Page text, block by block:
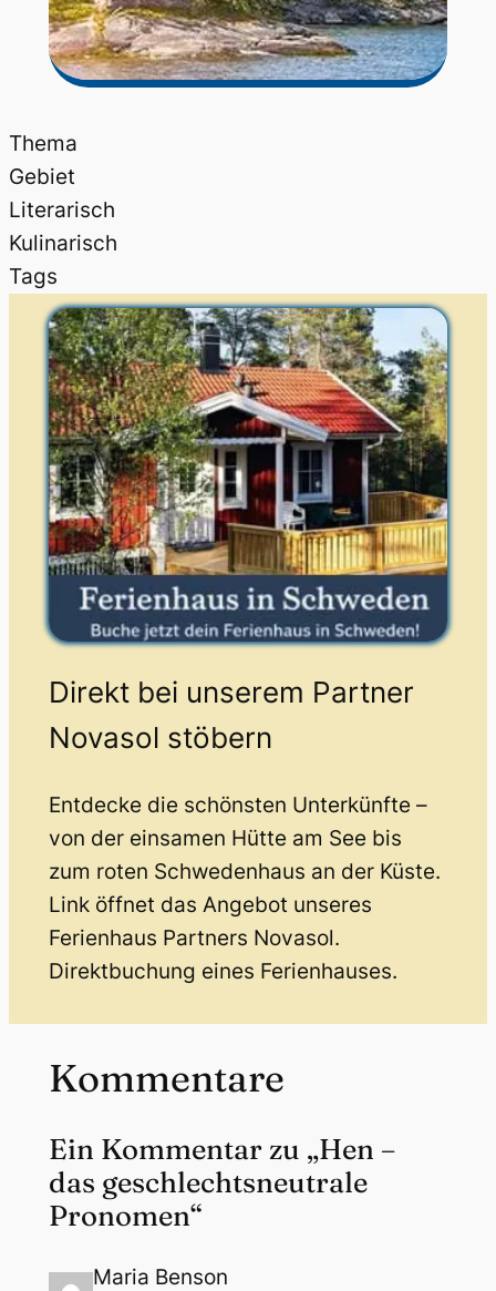
Thema
Gebiet
Literarisch
Kulinarisch
Tags
Direkt bei unserem Partner
Novasol stöbern
Entdecke die schönsten Unterkünfte –
von der einsamen Hütte am See bis
zum roten Schwedenhaus an der Küste.
Link öffnet das Angebot unseres
Ferienhaus Partners Novasol.
Direktbuchung eines Ferienhauses.
Kommentare
Ein Kommentar zu „Hen –
das geschlechtsneutrale
Pronomen“
Maria Benson